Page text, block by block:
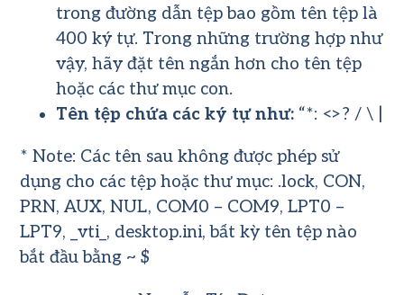
trong đường dẫn tệp bao gồm tên tệp là
400 ký tự. Trong những trường hợp như
vậy, hãy đặt tên ngắn hơn cho tên tệp
hoặc các thư mục con.
Tên tệp chứa các ký tự như: “*: <>? / \ |
* Note: Các tên sau không được phép sử
dụng cho các tệp hoặc thư mục: .lock, CON,
PRN, AUX, NUL, COM0 – COM9, LPT0 –
LPT9, _vti_, desktop.ini, bất kỳ tên tệp nào
bắt đầu bằng ~ $